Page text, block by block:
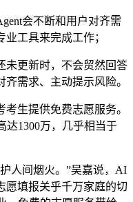
会不断和用户对齐需
工具来完成工作；
未更新时，不会贸然回答
需求、主动提示风险。
生提供免费志愿服务。
达1300万，几乎相当于
人间烟火。”吴嘉说，AI
愿填报关乎千万家庭的切